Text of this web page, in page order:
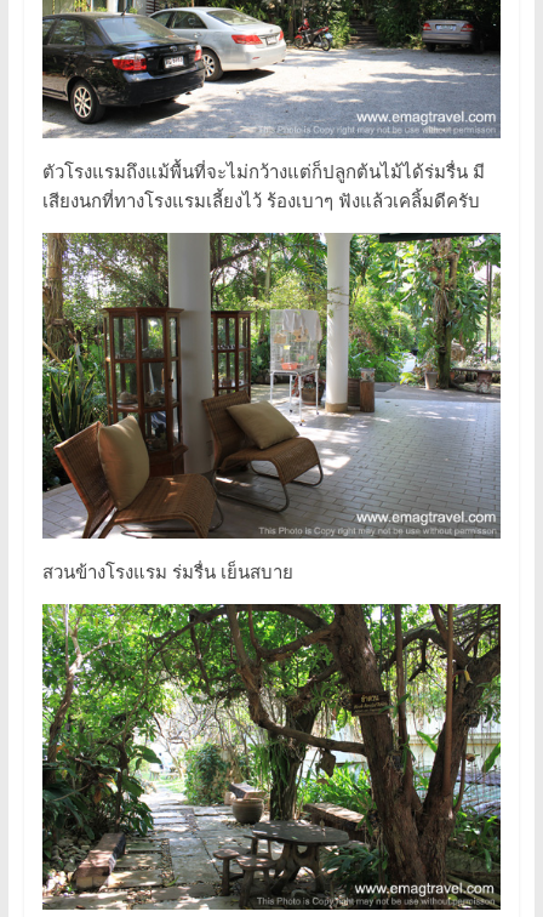
ตัวโรงแรมถึงแม้พื้นที่จะไม่กว้างแต่ก็ปลูกต้นไม้ได้ร่มรื่น มี
เสียงนกที่ทางโรงแรมเลี้ยงไว้ ร้องเบาๆ ฟังแล้วเคลิ้มดีครับ
สวนข้างโรงแรม ร่มรื่น เย็นสบาย